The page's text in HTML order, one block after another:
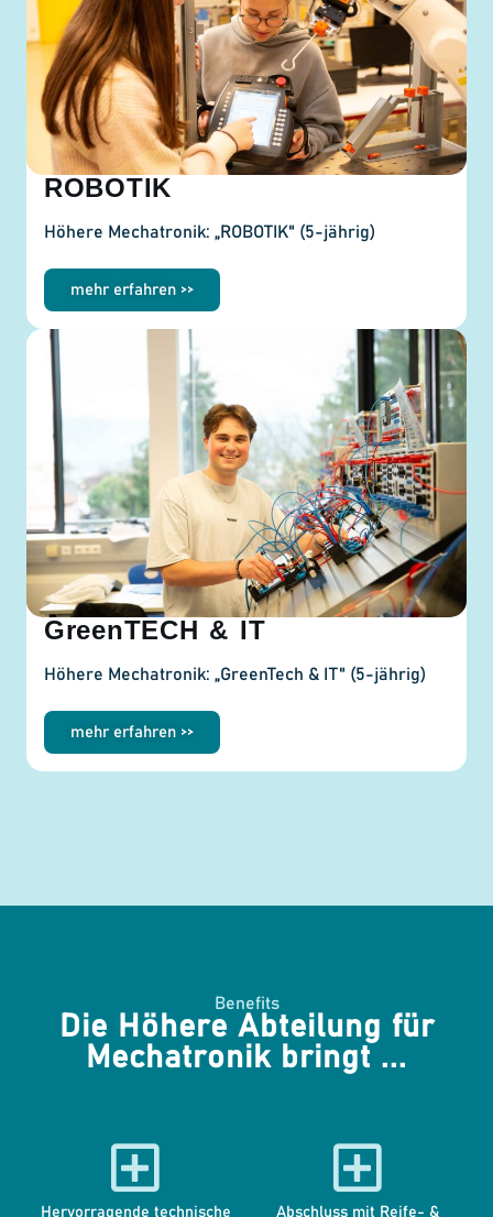
ROBOTIK
Höhere Mechatronik: „ROBOTIK" (5-jährig)
mehr erfahren >>
GreenTECH & IT
Höhere Mechatronik: „GreenTech & IT" (5-jährig)
mehr erfahren >>
Benefits
Die Höhere Abteilung für
Mechatronik bringt ...
Hervorragende technische Abschluss mit Reife- &